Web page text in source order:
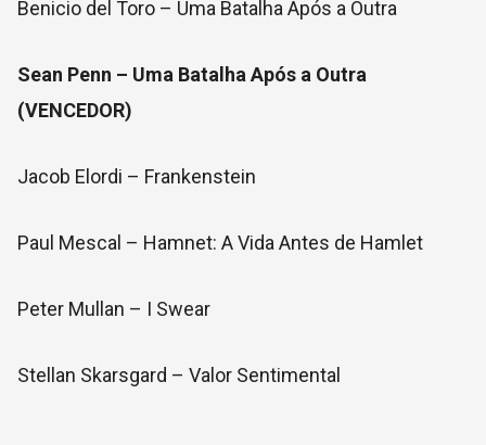
Benicio del Toro – Uma Batalha Após a Outra
Sean Penn – Uma Batalha Após a Outra
(VENCEDOR)
Jacob Elordi – Frankenstein
Paul Mescal – Hamnet: A Vida Antes de Hamlet
Peter Mullan – I Swear
Stellan Skarsgard – Valor Sentimental